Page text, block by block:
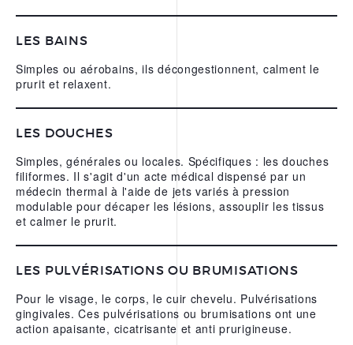
LES BAINS
Simples ou aérobains, ils décongestionnent, calment le
prurit et relaxent.
LES DOUCHES
Simples, générales ou locales. Spécifiques : les douches
filiformes. Il s'agit d'un acte médical dispensé par un
médecin thermal à l'aide de jets variés à pression
modulable pour décaper les lésions, assouplir les tissus
et calmer le prurit.
LES PULVÉRISATIONS OU BRUMISATIONS
Pour le visage, le corps, le cuir chevelu. Pulvérisations
gingivales. Ces pulvérisations ou brumisations ont une
action apaisante, cicatrisante et anti prurigineuse.